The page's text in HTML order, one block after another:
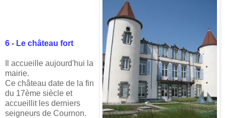
6 - Le château fort
Il accueille aujourd'hui la
mairie.
Ce château date de la fin
du 17ème siècle et
accueillit les derniers
seigneurs de Cournon.